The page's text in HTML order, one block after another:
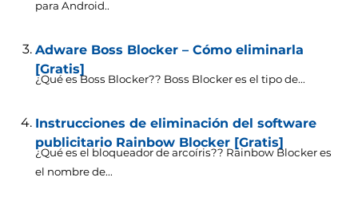
para Android..
Adware Boss Blocker – Cómo eliminarla
[Gratis]
¿Qué es Boss Blocker?? Boss Blocker es el tipo de...
Instrucciones de eliminación del software
publicitario Rainbow Blocker [Gratis]
¿Qué es el bloqueador de arcoíris?? Rainbow Blocker es
el nombre de...